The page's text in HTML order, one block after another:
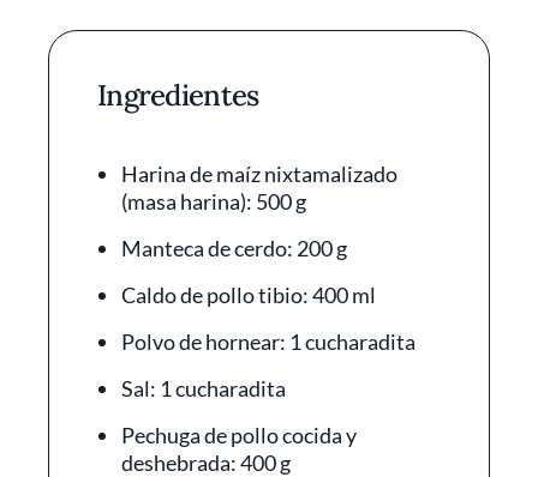
Ingredientes
Harina de maíz nixtamalizado
(masa harina): 500 g
Manteca de cerdo: 200 g
Caldo de pollo tibio: 400 ml
Polvo de hornear: 1 cucharadita
Sal: 1 cucharadita
Pechuga de pollo cocida y
deshebrada: 400 g